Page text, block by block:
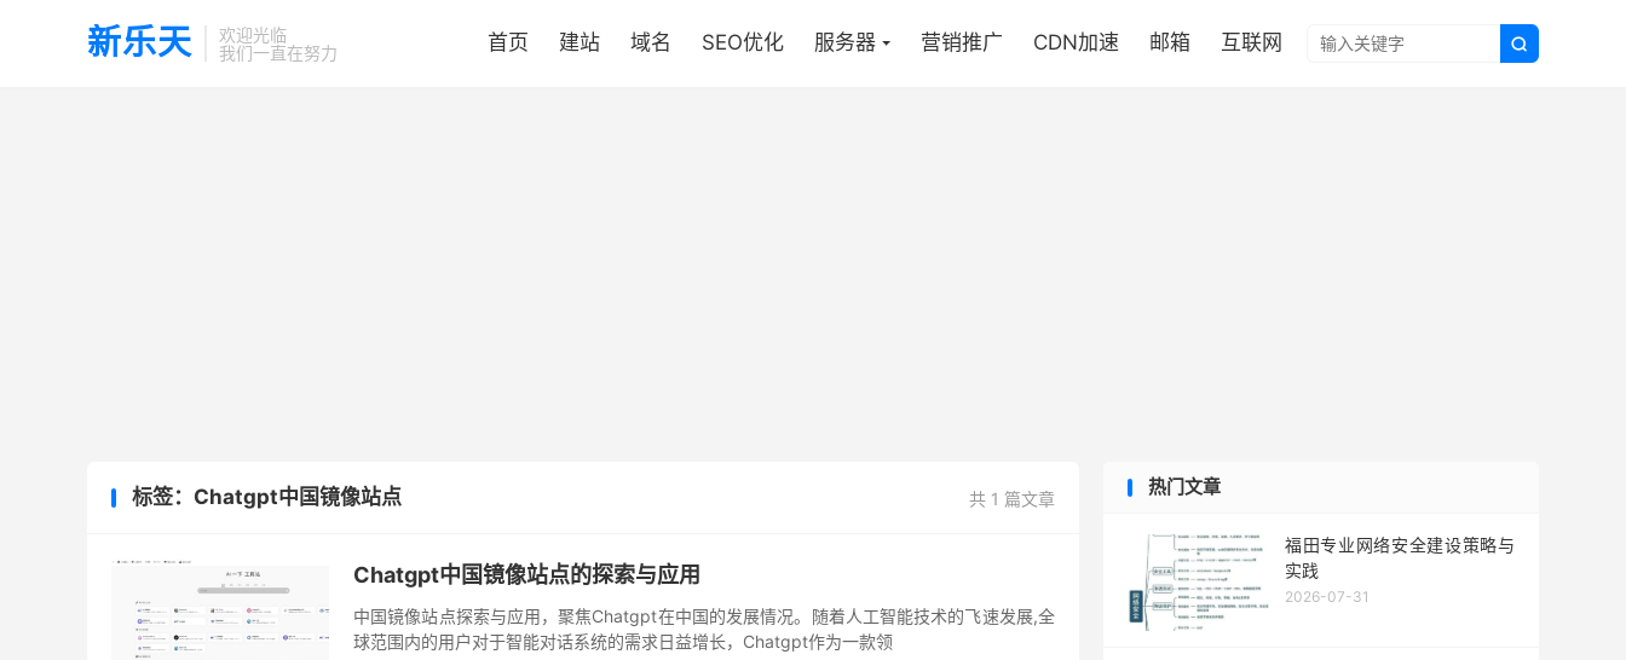
新乐天
欢迎光临
我们一直在努力

首页 建站 域名 SEO优化 服务器 营销推广 CDN加速 邮箱 互联网
共 1 篇文章
标签：Chatgpt中国镜像站点
Chatgpt中国镜像站点的探索与应用
中国镜像站点探索与应用，聚焦Chatgpt在中国的发展情况。随着人工智能技术的飞速发展,全
球范围内的用户对于智能对话系统的需求日益增长，Chatgpt作为一款领
热门文章
福田专业网络安全建设策略与
实践
2026-07-31